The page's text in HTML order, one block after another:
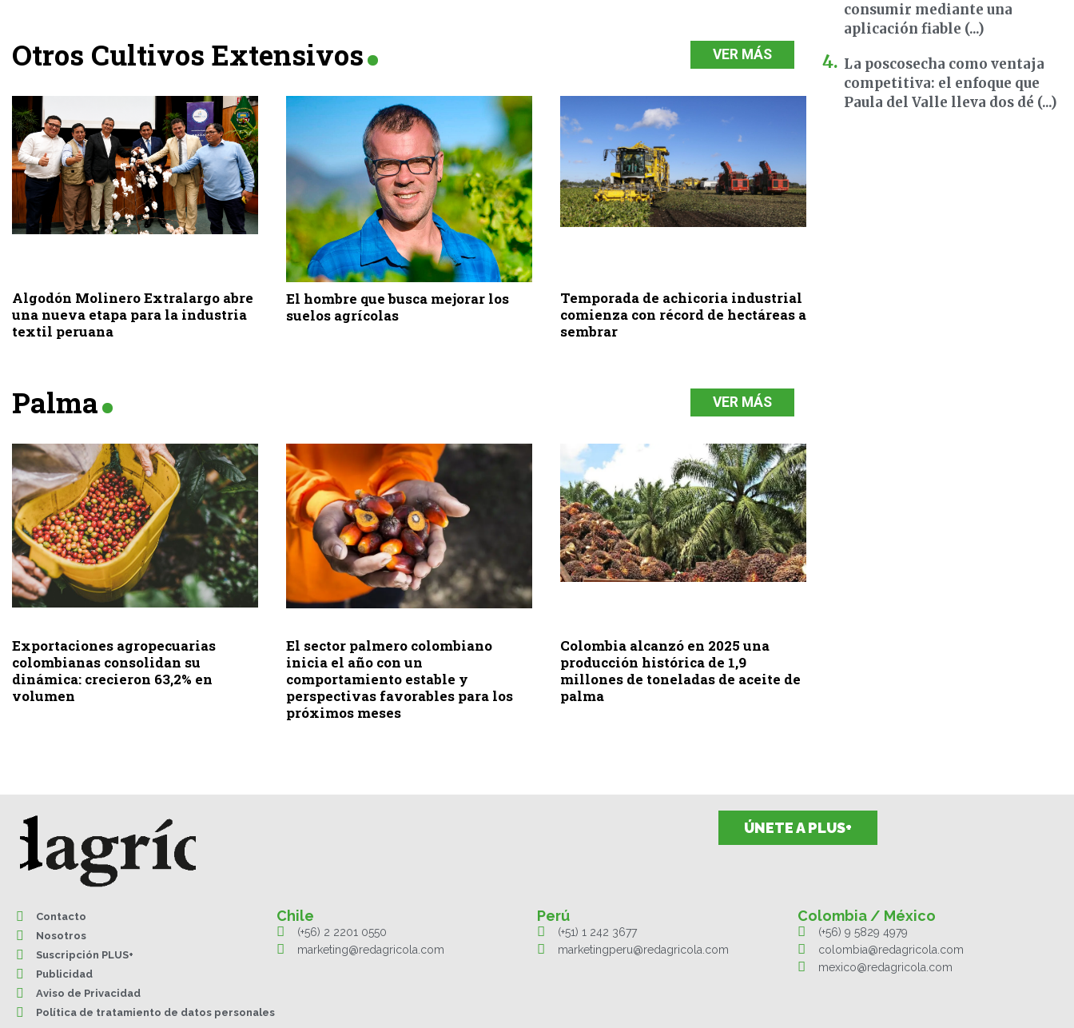
Otros Cultivos Extensivos VER MÁS
Algodón Molinero Extralargo abre
una nueva etapa para la industria
textil peruana
El hombre que busca mejorar los
suelos agrícolas
Temporada de achicoria industrial
comienza con récord de hectáreas a
sembrar
Palma VER MÁS
Exportaciones agropecuarias
colombianas consolidan su
dinámica: crecieron 63,2% en
volumen
El sector palmero colombiano
inicia el año con un
comportamiento estable y
perspectivas favorables para los
próximos meses
Colombia alcanzó en 2025 una
producción histórica de 1,9
millones de toneladas de aceite de
palma
consumir mediante una
aplicación fiable (...)
La poscosecha como ventaja
competitiva: el enfoque que
Paula del Valle lleva dos dé (...)
ÚNETE A PLUS+
Contacto
Nosotros
Suscripción PLUS+
Publicidad
Aviso de Privacidad
Política de tratamiento de datos personales
Chile
(+56) 2 2201 0550
marketing@redagricola.com
Perú
(+51) 1 242 3677
marketingperu@redagricola.com
Colombia / México
(+56) 9 5829 4979
colombia@redagricola.com
mexico@redagricola.com